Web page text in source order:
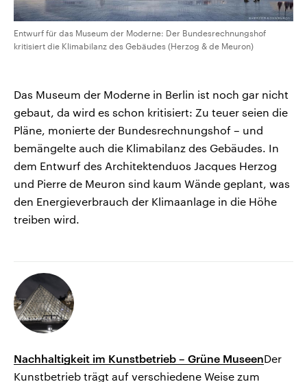
Entwurf für das Museum der Moderne: Der Bundesrechnungshof
kritisiert die Klimabilanz des Gebäudes (Herzog & de Meuron)
Das Museum der Moderne in Berlin ist noch gar nicht
gebaut, da wird es schon kritisiert: Zu teuer seien die
Pläne, monierte der Bundesrechnungshof – und
bemängelte auch die Klimabilanz des Gebäudes. In
dem Entwurf des Architektenduos Jacques Herzog
und Pierre de Meuron sind kaum Wände geplant, was
den Energieverbrauch der Klimaanlage in die Höhe
treiben wird.
Nachhaltigkeit im Kunstbetrieb – Grüne MuseenDer
Kunstbetrieb trägt auf verschiedene Weise zum